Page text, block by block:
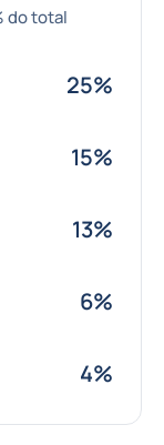
do total
25%
15%
13%
6%
4%